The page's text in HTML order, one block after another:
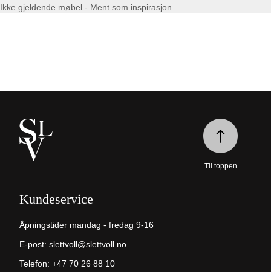
Ikke gjeldende møbel - Ment som inspirasjon
Kundeservice
Åpningstider mandag - fredag 9-16
E-post: slettvoll@slettvoll.no
Telefon: +47 70 26 88 10
Til toppen